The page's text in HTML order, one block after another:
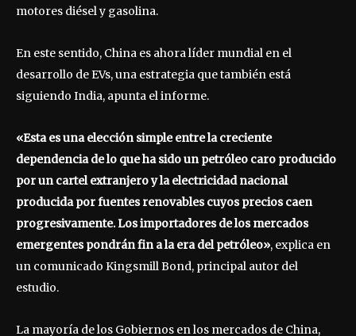
motores diésel y gasolina.
En este sentido, China es ahora líder mundial en el
desarrollo de EVs, una estrategia que también está
siguiendo India, apunta el informe.
«Esta es una elección simple entre la creciente
dependencia de lo que ha sido un petróleo caro producido
por un cartel extranjero y la electricidad nacional
producida por fuentes renovables cuyos precios caen
progresivamente. Los importadores de los mercados
emergentes pondrán fin a la era del petróleo», explica en
un comunicado Kingsmill Bond, principal autor del
estudio.
La mayoría de los Gobiernos en los mercados de China,